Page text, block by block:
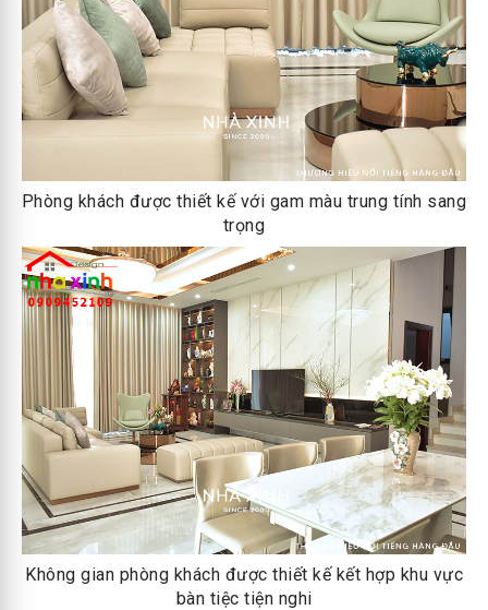
Phòng khách được thiết kế với gam màu trung tính sang
trọng
Không gian phòng khách được thiết kế kết hợp khu vực
bàn tiệc tiện nghi